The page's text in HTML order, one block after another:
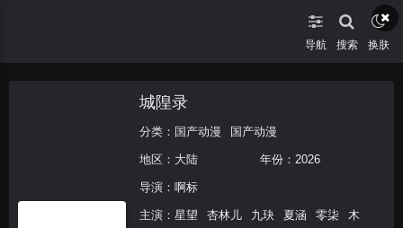
导航 搜索 换肤
城隍录
分类： 国产动漫 国产动漫
地区： 大陆 年份： 2026
导演： 啊标
主演： 星望 杏林儿 九玦 夏涵 零柒
木